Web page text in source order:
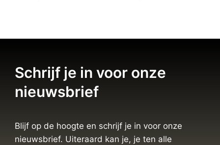
Schrijf je in voor onze
nieuwsbrief
Blijf op de hoogte en schrijf je in voor onze
nieuwsbrief. Uiteraard kan je, je ten alle